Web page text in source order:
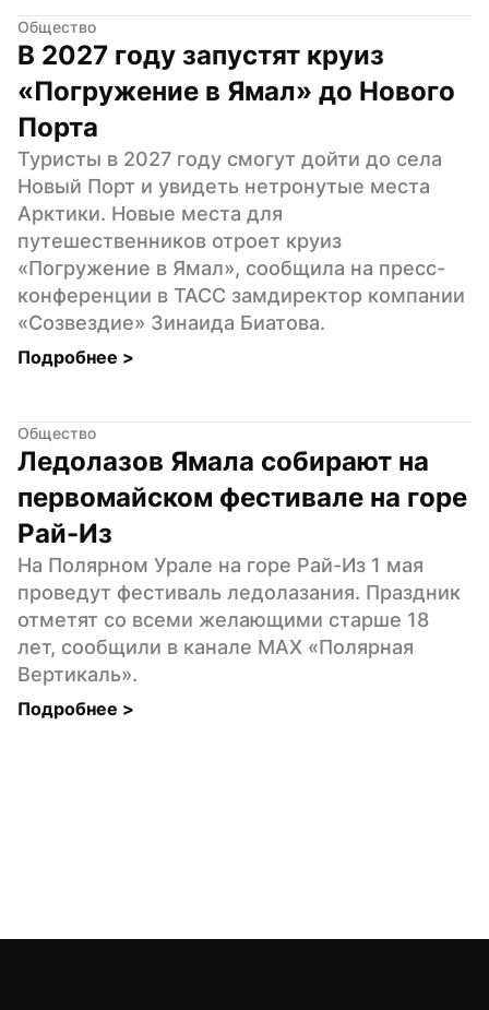
Общество
В 2027 году запустят круиз
«Погружение в Ямал» до Нового
Порта
Туристы в 2027 году смогут дойти до села
Новый Порт и увидеть нетронутые места
Арктики. Новые места для
путешественников отроет круиз
«Погружение в Ямал», сообщила на пресс-
конференции в ТАСС замдиректор компании
«Созвездие» Зинаида Биатова.
Подробнее >
Общество
Ледолазов Ямала собирают на
первомайском фестивале на горе
Рай-Из
На Полярном Урале на горе Рай-Из 1 мая
проведут фестиваль ледолазания. Праздник
отметят со всеми желающими старше 18
лет, сообщили в канале MAX «Полярная
Вертикаль».
Подробнее >